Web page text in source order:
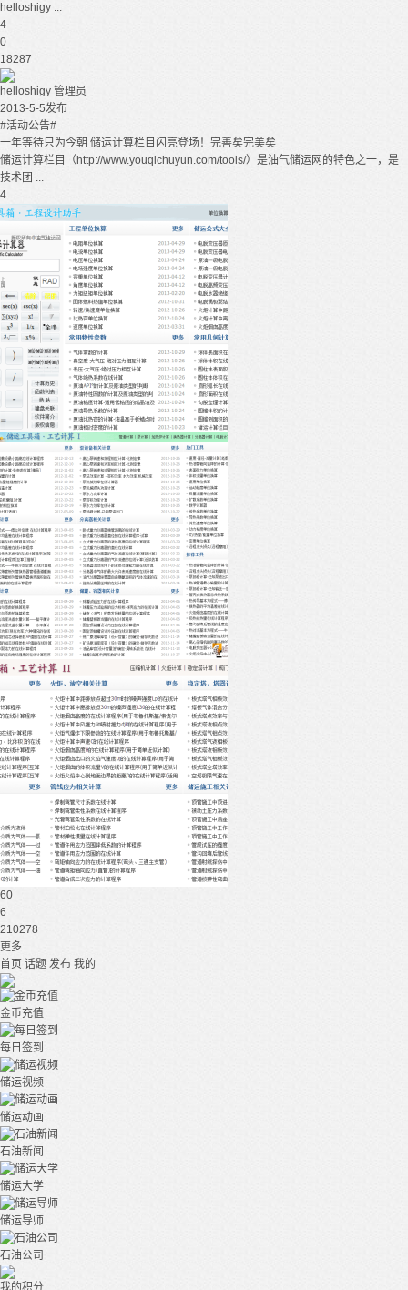
helloshigy ...
4
0
18287
helloshigy 管理员
2013-5-5发布
#活动公告#
一年等待只为今朝 储运计算栏目闪亮登场！完善矣完美矣
储运计算栏目（http://www.youqichuyun.com/tools/）是油气储运网的特色之一，是
技术团 ...
4
60
6
210278
更多...
首页 话题 发布 我的
金币充值
每日签到
储运视频
储运动画
石油新闻
储运大学
储运导师
石油公司
我的积分